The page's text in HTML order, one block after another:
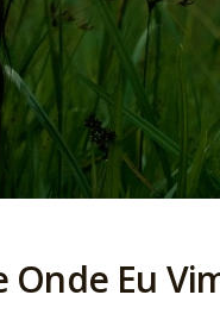
Eu